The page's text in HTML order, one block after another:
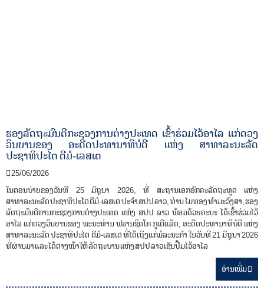
ຮອງລັດຖະມົນຕີກະຊວງການຕ່າງປະເທດ ເຂົ້າຮ່ວມໄວ້ອາໄລ ແກ່ດວງ
ວິນຍານຂອງ ອະດີດປະທານາທິບໍດີ ແຫ່ງ ສາທາລະນະລັດ
ປະຊາທິປະໄຕ ຕີມໍ-ເລສເຕ
25/06/2026
ໃນຕອນບ່າຍຂອງວັນທີ 25 ມິຖຸນາ 2026, ທີ່ ສະຖານເອກອັກຄະລັດຖະທູດ ແຫ່ງ
ສາທາລະນະລັດ ປະຊາທິປະໄຕ ຕີມໍ-ເລສເຕ ປະຈໍາ ສປປ ລາວ, ທ່ານ ໄມທອງ ທຳມະວົງສາ, ຮອງ
ລັດຖະມົນຕີການກະຊວງການຕ່າງປະເທດ ແຫ່ງ ສປປ ລາວ ພ້ອມດ້ວຍຄະນະ ໄດ້ເຂົ້າຮ່ວມໄວ້
ອາໄລ ແກ່ດວງວິນຍານຂອງ ພະນະທ່ານ ຟຣານຊິດໂກ ກູເຕີແລັດ, ອະດີດປະທານາທິບໍດີ ແຫ່ງ
ສາທາລະນະລັດ ປະຊາທິປະໄຕ ຕີມໍ-ເລສເຕ ທີ່ໄດ້ເຖິງແກ່ມໍລະນະກຳ ໃນວັນທີ 21 ມິຖຸນາ 2026
ທີ່ຜ່ານມາ ແລະ ໄດ້ຕາງໜ້າໃຫ້ ລັດຖະບານ ແຫ່ງ ສປປ ລາວ ເຊັນປື້ມໄວ້ອາໄລ
ອ່ານ​ເພີ່ມ